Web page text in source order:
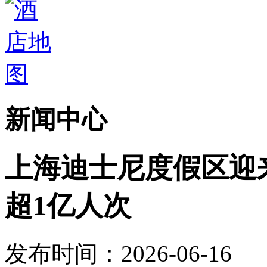
新闻中心
上海迪士尼度假区
超1亿人次
发布时间：2026-06-16